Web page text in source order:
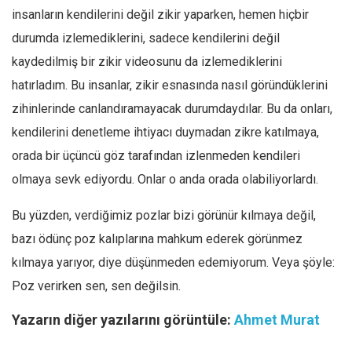
insanların kendilerini değil zikir yaparken, hemen hiçbir
durumda izlemediklerini, sadece kendilerini değil
kaydedilmiş bir zikir videosunu da izlemediklerini
hatırladım. Bu insanlar, zikir esnasında nasıl göründüklerini
zihinlerinde canlandıramayacak durumdaydılar. Bu da onları,
kendilerini denetleme ihtiyacı duymadan zikre katılmaya,
orada bir üçüncü göz tarafından izlenmeden kendileri
olmaya sevk ediyordu. Onlar o anda orada olabiliyorlardı.
Bu yüzden, verdiğimiz pozlar bizi görünür kılmaya değil,
bazı ödünç poz kalıplarına mahkum ederek görünmez
kılmaya yarıyor, diye düşünmeden edemiyorum. Veya şöyle:
Poz verirken sen, sen değilsin.
Yazarın diğer yazılarını görüntüle: Ahmet Murat